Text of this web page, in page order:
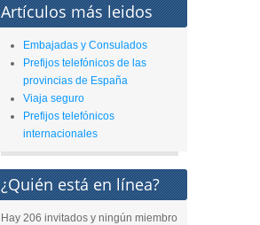
Artículos más leidos
Embajadas y Consulados
Prefijos telefónicos de las
provincias de España
Viaja seguro
Prefijos telefónicos
internacionales
¿Quién está en línea?
Hay 206 invitados y ningún miembro